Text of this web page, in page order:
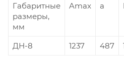
Габаритные
размеры,
мм
Amax a
ДН-8 1237 487